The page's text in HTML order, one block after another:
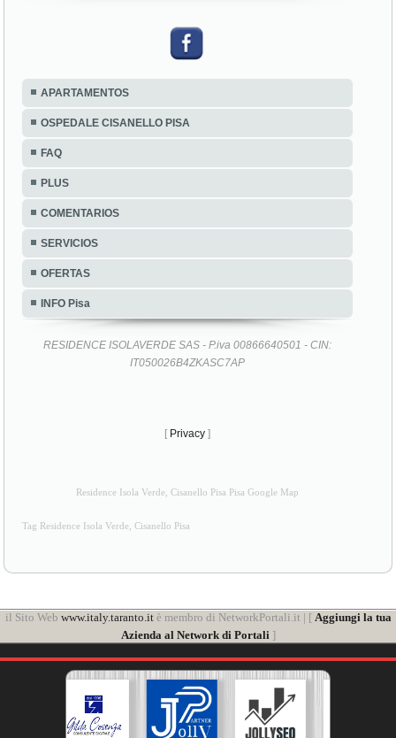
APARTAMENTOS
OSPEDALE CISANELLO PISA
FAQ
PLUS
COMENTARIOS
SERVICIOS
OFERTAS
INFO Pisa
RESIDENCE ISOLAVERDE SAS - P.iva 00866640501 - CIN:
IT050026B4ZKASC7AP
[ Privacy ]
Residence Isola Verde, Cisanello Pisa Pisa Google Map
Tag Residence Isola Verde, Cisanello Pisa
il Sito Web www.italy.taranto.itè membro di NetworkPortali.it | [ Aggiungi la tua
Azienda al Network di Portali]